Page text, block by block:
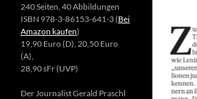
240 Seiten, 40 Abbildungen
ISBN 978-3-86153-641-3 (Bei
Amazon kaufen)
19,90 Euro (D), 20,50 Euro
(A),
28,90 sFr (UVP)
Der Journalist Gerald Praschl